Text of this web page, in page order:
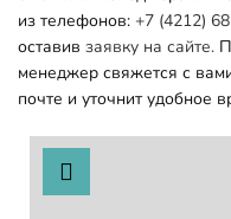
из телефонов: +7 (4212)
оставив заявку на сайте.
менеджер свяжется с
почте и уточнит удобное